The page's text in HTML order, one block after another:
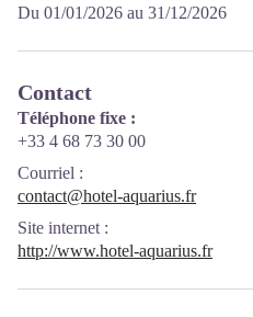
Du 01/01/2026 au 31/12/2026
Contact
Téléphone fixe :
+33 4 68 73 30 00
Courriel :
contact@hotel-aquarius.fr
Site internet :
http://www.hotel-aquarius.fr